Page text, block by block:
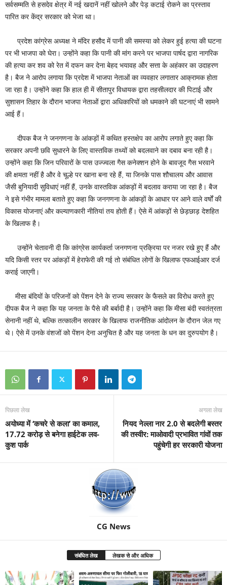
सर्वसम्मति से हसदेव क्षेत्र में नई खदानें नहीं खोलने और पेड़ कटाई रोकने का प्रस्ताव
पारित कर केंद्र सरकार को भेजा था।
प्रदेश कांग्रेस अध्यक्ष ने मंदिर हसौद में पानी की समस्या को लेकर हुई हत्या की घटना
पर भी भाजपा को घेरा। उन्होंने कहा कि पानी की मांग करने पर भाजपा पार्षद द्वारा नागरिक
की हत्या कर शव को रेत में दफन कर देना बेहद भयावह और सत्ता के अहंकार का उदाहरण
है। बैज ने आरोप लगाया कि प्रदेश में भाजपा नेताओं का व्यवहार लगातार आक्रामक होता
जा रहा है। उन्होंने कहा कि हाल ही में सीतापुर विधायक द्वारा तहसीलदार की पिटाई और
सुशासन तिहार के दौरान भाजपा नेताओं द्वारा अधिकारियों को धमकाने की घटनाएं भी सामने
आई हैं।
दीपक बैज ने जनगणना के आंकड़ों में कथित हस्तक्षेप का आरोप लगाते हुए कहा कि
सरकार अपनी छवि सुधारने के लिए वास्तविक तथ्यों को बदलवाने का दबाव बना रही है।
उन्होंने कहा कि जिन परिवारों के पास उज्ज्वला गैस कनेक्शन होने के बावजूद गैस भरवाने
की क्षमता नहीं है और वे चूल्हे पर खाना बना रहे हैं, या जिनके पास शौचालय और आवास
जैसी बुनियादी सुविधाएं नहीं हैं, उनके वास्तविक आंकड़ों में बदलाव कराया जा रहा है। बैज
ने इसे गंभीर मामला बताते हुए कहा कि जनगणना के आंकड़ों के आधार पर आने वाले वर्षों की
विकास योजनाएं और कल्याणकारी नीतियां तय होती हैं। ऐसे में आंकड़ों से छेड़छाड़ देशहित
के खिलाफ है।
उन्होंने चेतावनी दी कि कांग्रेस कार्यकर्ता जनगणना प्रक्रिया पर नजर रखे हुए हैं और
यदि किसी स्तर पर आंकड़ों में हेराफेरी की गई तो संबंधित लोगों के खिलाफ एफआईआर दर्ज
कराई जाएगी।
मीसा बंदियों के परिजनों को पेंशन देने के राज्य सरकार के फैसले का विरोध करते हुए
दीपक बैज ने कहा कि यह जनता के पैसे की बर्बादी है। उन्होंने कहा कि मीसा बंदी स्वतंत्रता
सेनानी नहीं थे, बल्कि तत्कालीन सरकार के खिलाफ राजनीतिक आंदोलन के दौरान जेल गए
थे। ऐसे में उनके वंशजों को पेंशन देना अनुचित है और यह जनता के धन का दुरुपयोग है।
पिछला लेख
अयोध्या में ‘कचरे से कला’ का कमाल,
17.72 करोड़ से बनेगा हाईटेक लव-
कुश पार्क
अगला लेख
नियद नेल्ला नार 2.0 से बदलेगी बस्तर
की तस्वीर: माओवादी प्रभावित गांवों तक
पहुंचेगी हर सरकारी योजना
CG News
संबंधित लेख लेखक से और अधिक